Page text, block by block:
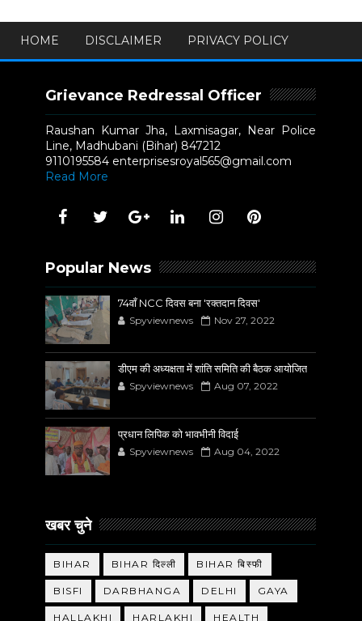
HOME DISCLAIMER PRIVACY POLICY
Grievance Redressal Officer
Raushan Kumar Jha, Laxmisagar, Near Police
Line, Madhubani (Bihar) 847212
9110195584 enterprisesroyal565@gmail.com
Read More
Popular News
74वाँ NCC दिवस बना 'रक्तदान दिवस'
Spyviewnews Nov 27, 2022
डीएम की अध्यक्षता में शांति समिति की बैठक आयोजित
Spyviewnews Aug 07, 2022
प्रधान लिपिक को भावभीनी विदाई
Spyviewnews Aug 04, 2022
खबर चुने
BIHAR BIHAR दिल्ली BIHAR बिस्फी
BISFI DARBHANGA DELHI GAYA
HALLAKHI HARLAKHI HEALTH